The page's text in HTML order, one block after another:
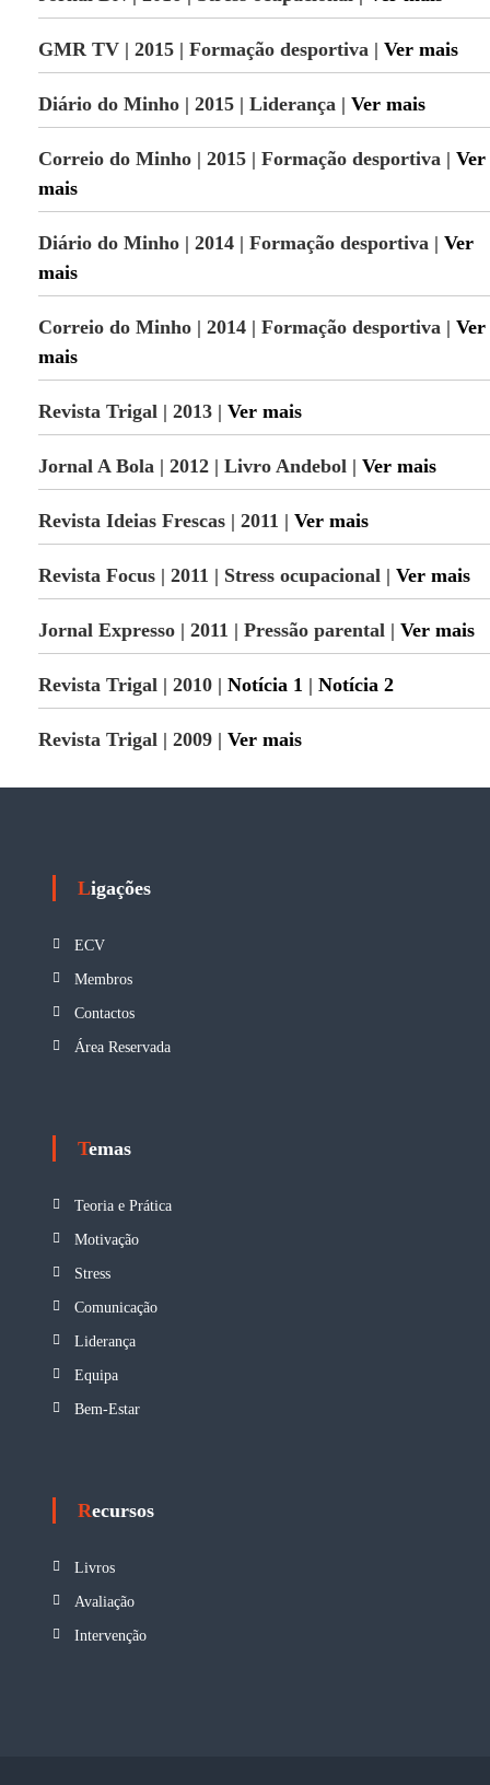
GMR TV | 2015 | Formação desportiva | Ver mais
Diário do Minho | 2015 | Liderança | Ver mais
Correio do Minho | 2015 | Formação desportiva | Ver
mais
Diário do Minho | 2014 | Formação desportiva | Ver
mais
Correio do Minho | 2014 | Formação desportiva | Ver
mais
Revista Trigal | 2013 | Ver mais
Jornal A Bola | 2012 | Livro Andebol | Ver mais
Revista Ideias Frescas | 2011 | Ver mais
Revista Focus | 2011 | Stress ocupacional | Ver mais
Jornal Expresso | 2011 | Pressão parental | Ver mais
Revista Trigal | 2010 | Notícia 1 | Notícia 2
Revista Trigal | 2009 | Ver mais
Ligações
ECV
Membros
Contactos
Área Reservada
Temas
Teoria e Prática
Motivação
Stress
Comunicação
Liderança
Equipa
Bem-Estar
Recursos
Livros
Avaliação
Intervenção